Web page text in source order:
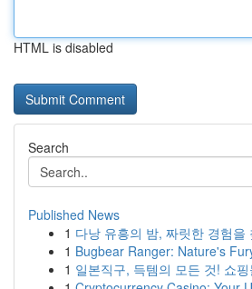
HTML is disabled
Search
Published News
1 다낭 유흥의 밤, 짜릿한 경험을
1 Bugbear Ranger: Nature's
1 일본직구, 득템의 모든 것! 쇼